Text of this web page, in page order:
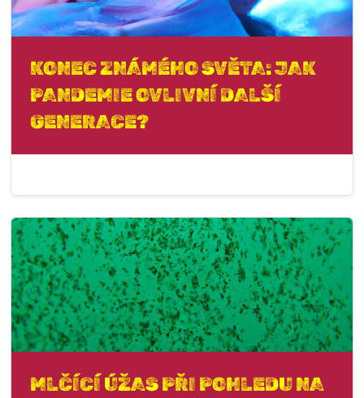
KONEC ZNÁMÉHO SVĚTA: JAK
PANDEMIE OVLIVNÍ DALŠÍ
GENERACE?
MLČÍCÍ ÚŽAS PŘI POHLEDU NA